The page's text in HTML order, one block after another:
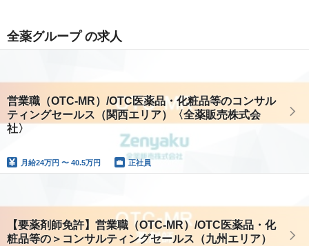
全薬グループ の求人
営業職（OTC-MR）/OTC医薬品・化粧品等のコンサル
ティングセールス（関西エリア）〈全薬販売株式会
社〉
月給24万円 〜 40.5万円 正社員
【要薬剤師免許】営業職（OTC-MR）/OTC医薬品・化
粧品等の＞コンサルティングセールス（九州エリア）